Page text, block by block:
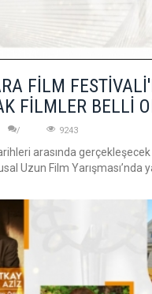
FİLM
FİLMLER BELLİ
9243
arasında
Uzun Film Yarışması’nda